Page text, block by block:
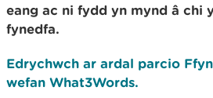
eang ac ni fydd yn mynd â chi
fynedfa.
Edrychwch ar ardal parcio
wefan What3Words.